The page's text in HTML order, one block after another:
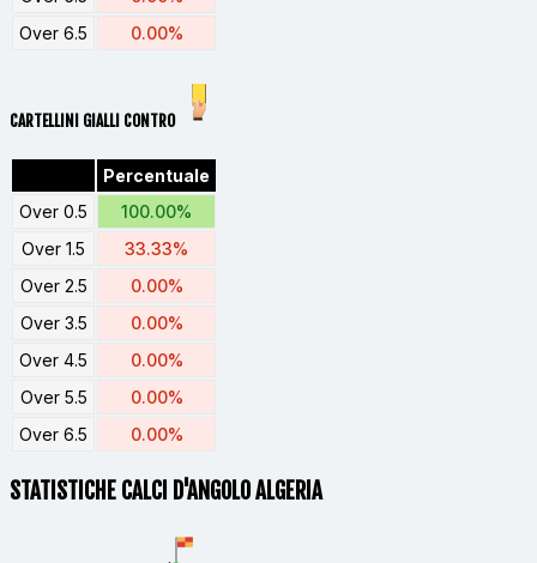
Over 6.5
0.00%
CARTELLINI GIALLI CONTRO
Percentuale
Over 0.5
100.00%
Over 1.5
33.33%
Over 2.5
0.00%
Over 3.5
0.00%
Over 4.5
0.00%
Over 5.5
0.00%
Over 6.5
0.00%
STATISTICHE CALCI D'ANGOLO ALGERIA